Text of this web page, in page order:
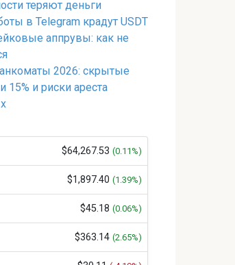
теряют деньги
в Telegram крадут USDT
аппрувы: как не
2026: скрытые
15% и риски ареста
$64,267.53 (0.11%)
$1,897.40 (1.39%)
$45.18 (0.06%)
$363.14 (2.65%)